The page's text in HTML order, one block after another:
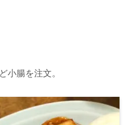
小腸を注文。